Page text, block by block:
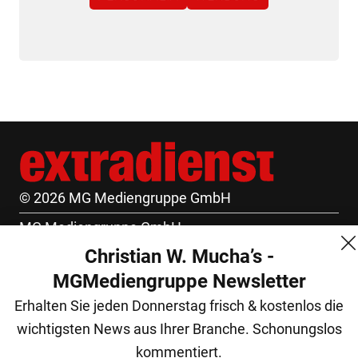
© 2026 MG Mediengruppe GmbH
MG Mediengruppe GmbH
Burgring 1/7
1010 Wien
+43 (1) 522 14 14
office@mgmedien.at
Christian W. Mucha’s -
MGMediengruppe Newsletter
Erhalten Sie jeden Donnerstag frisch & kostenlos die
wichtigsten News aus Ihrer Branche. Schonungslos
kommentiert.